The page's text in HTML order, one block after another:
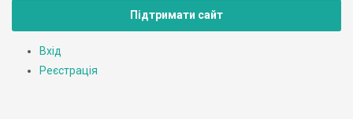
Підтримати сайт
Вхід
Реєстрація